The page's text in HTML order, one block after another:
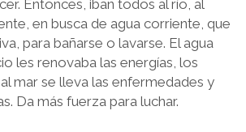
Entonces, iban todos al río, al
en busca de agua corriente, que
para bañarse o lavarse. El agua
les renovaba las energías, los
mar se lleva las enfermedades y
Da más fuerza para luchar.